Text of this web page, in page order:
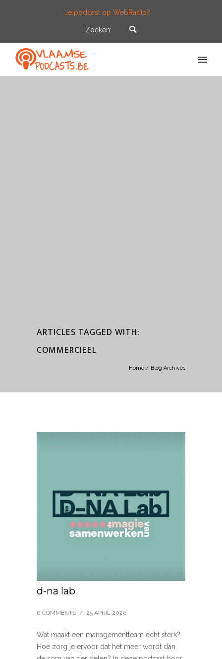
Je podcast op WebRadio?
Zoeken:
ARTICLES TAGGED WITH:
COMMERCIEEL
Home / Blog Archives
d-na lab
0 COMMENTS / 25 APRIL 2026
Wat maakt een managementteam écht sterk?
Hoe zorg je ervoor dat het meer wordt dan